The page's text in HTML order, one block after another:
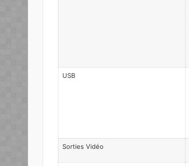
USB
Sorties Vidéo